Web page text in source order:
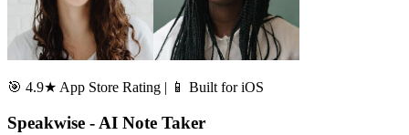
🎯 4.9★ App Store Rating | 📱 Built for iOS
Speakwise - AI Note Taker